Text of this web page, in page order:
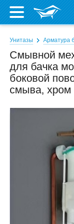
Унитазы Арматура
Смывной
для бачка
боковой
смыва, хром